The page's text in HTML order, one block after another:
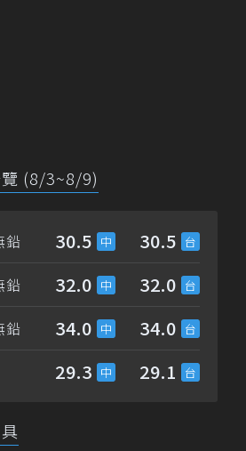
(8/3~8/9)
鉛 30.5 30.5
鉛 32.0 32.0
鉛 34.0 34.0
29.3 29.1